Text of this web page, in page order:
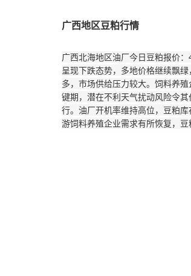
广西地区豆粕行情
广西北海地区油厂今日豆粕报价
呈现下跌态势，多地价格继续飘
多，市场供给压力较大。饲料养
键期，潜在不利天气扰动风险令
行。油厂开机率维持高位，豆粕
游饲料养殖企业需求有所恢复，